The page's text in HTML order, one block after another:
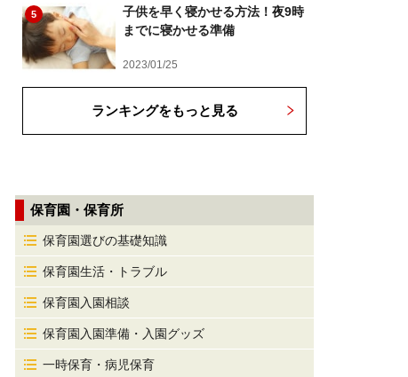
5
子供を早く寝かせる方法！夜9時
までに寝かせる準備
2023/01/25
ランキングをもっと見る
保育園・保育所
保育園選びの基礎知識
保育園生活・トラブル
保育園入園相談
保育園入園準備・入園グッズ
一時保育・病児保育